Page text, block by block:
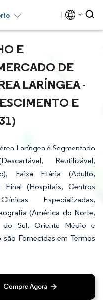
E
DE
LARÍNGEA -
E
Laríngea é Segmentado
Reutilizável,
Faixa Etária (Adulto,
Final (Hospitais, Centros
Especializadas,
(América do Norte,
do Sul, Oriente Médio e
Fornecidas em Termos